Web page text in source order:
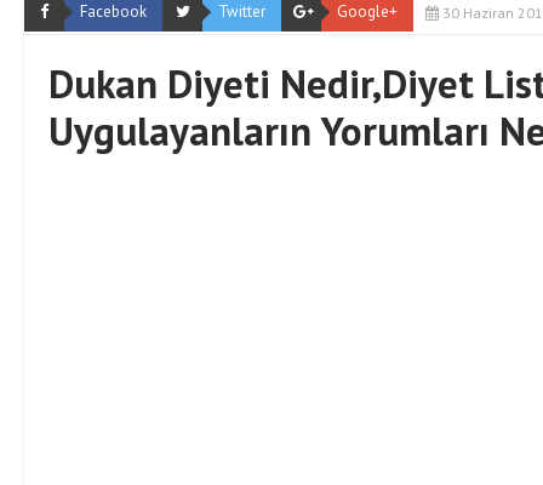
Facebook Twitter Google+ 30 Haziran
Dukan Diyeti Nedir,Diyet
Uygulayanların Yorumları